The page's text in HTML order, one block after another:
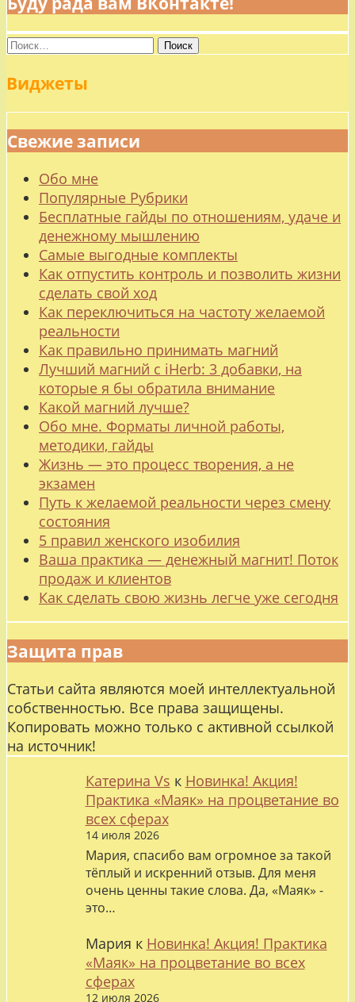
Найти:
Виджеты
Свежие записи
Обо мне
Популярные Рубрики
Бесплатные гайды по отношениям, удаче и
денежному мышлению
Самые выгодные комплекты
Как отпустить контроль и позволить жизни
сделать свой ход
Как переключиться на частоту желаемой
реальности
Как правильно принимать магний
Лучший магний с iHerb: 3 добавки, на
которые я бы обратила внимание
Какой магний лучше?
Обо мне. Форматы личной работы,
методики, гайды
Жизнь — это процесс творения, а не
экзамен
Путь к желаемой реальности через смену
состояния
5 правил женского изобилия
Ваша практика — денежный магнит! Поток
продаж и клиентов
Как сделать свою жизнь легче уже сегодня
Защита прав
Статьи сайта являются моей интеллектуальной
собственностью. Все права защищены.
Копировать можно только с активной ссылкой
на источник!
Катерина Vs к Новинка! Акция!
Практика «Маяк» на процветание во
всех сферах
14 июля 2026
Мария, спасибо вам огромное за такой
тёплый и искренний отзыв. Для меня
очень ценны такие слова. Да, «Маяк» -
это…
Мария к Новинка! Акция! Практика
«Маяк» на процветание во всех
сферах
12 июля 2026